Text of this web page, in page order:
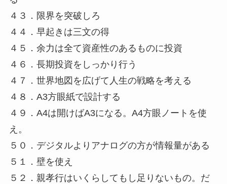
４３．限界を突破しろ
４４．早起きは三文の得
４５．余力は全て資産性のあるものに投資
４６．長期投資をしっかり行う
４７．世界地図を広げて人生の戦略を考える
４８．A3方眼紙で設計する
４９．A4は開けばA3になる。A4方眼ノートを使
え。
５０．デジタルよりアナログの方が情報量がある
５１．壁を使え
５２．親孝行はいくらしてもし足りないもの。だ